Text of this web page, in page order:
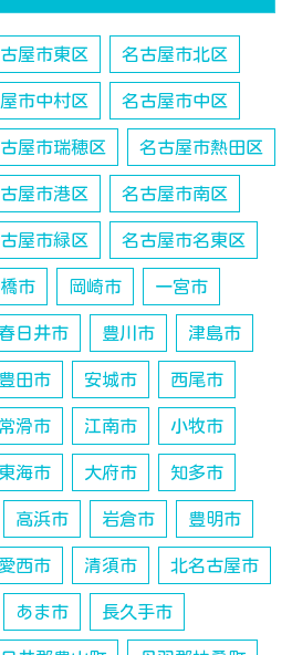
屋市東区 名古屋市北区
市中村区 名古屋市中区
屋市瑞穂区 名古屋市熱田区
屋市港区 名古屋市南区
屋市緑区 名古屋市名東区
市 岡崎市 一宮市
日井市 豊川市 津島市
豊田市 安城市 西尾市
常滑市 江南市 小牧市
東海市 大府市 知多市
高浜市 岩倉市 豊明市
愛西市 清須市 北名古屋市
あま市 長久手市